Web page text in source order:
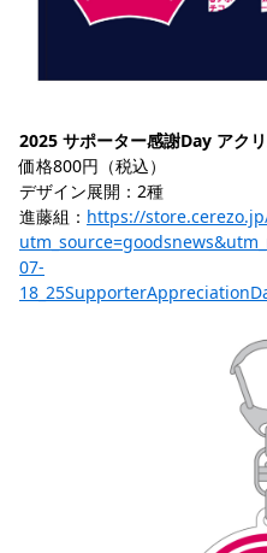
2025 サポーター感謝Day アク
価格800円（税込）
デザイン展開：2種
進藤組： https://
07-